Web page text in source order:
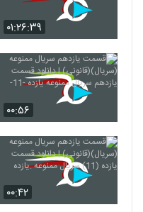
۰۱:۲۶:۳۹
۰۰:۵۶
۰۰:۴۲